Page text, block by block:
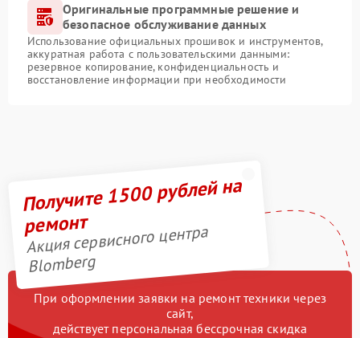
Оригинальные программные решение и
безопасное обслуживание данных
Использование официальных прошивок и инструментов,
аккуратная работа с пользовательскими данными:
резервное копирование, конфиденциальность и
восстановление информации при необходимости
Получите 1500 рублей на
ремонт
Акция сервисного центра
Blomberg
При оформлении заявки на ремонт техники через
сайт,
действует персональная бессрочная скидка